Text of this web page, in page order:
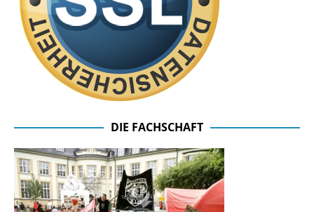
DIE FACHSCHAFT